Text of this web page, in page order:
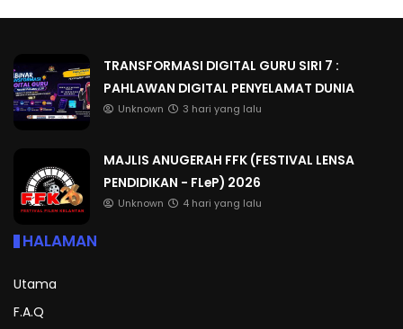
TRANSFORMASI DIGITAL GURU SIRI 7 :
PAHLAWAN DIGITAL PENYELAMAT DUNIA
Unknown 3 hari yang lalu
MAJLIS ANUGERAH FFK (FESTIVAL LENSA
PENDIDIKAN - FLeP) 2026
Unknown 4 hari yang lalu
HALAMAN
Utama
F.A.Q